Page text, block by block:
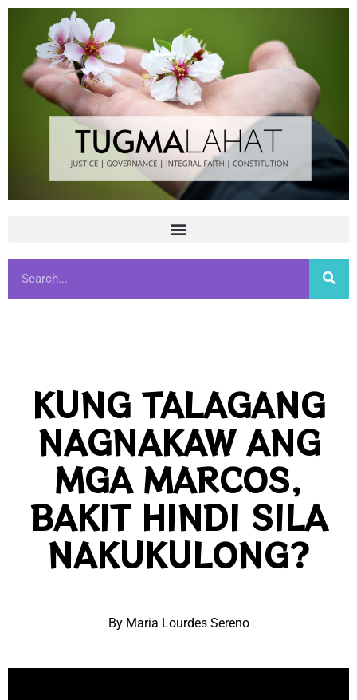
KUNG TALAGANG
NAGNAKAW ANG
MGA MARCOS,
BAKIT HINDI SILA
NAKUKULONG?
By Maria Lourdes Sereno